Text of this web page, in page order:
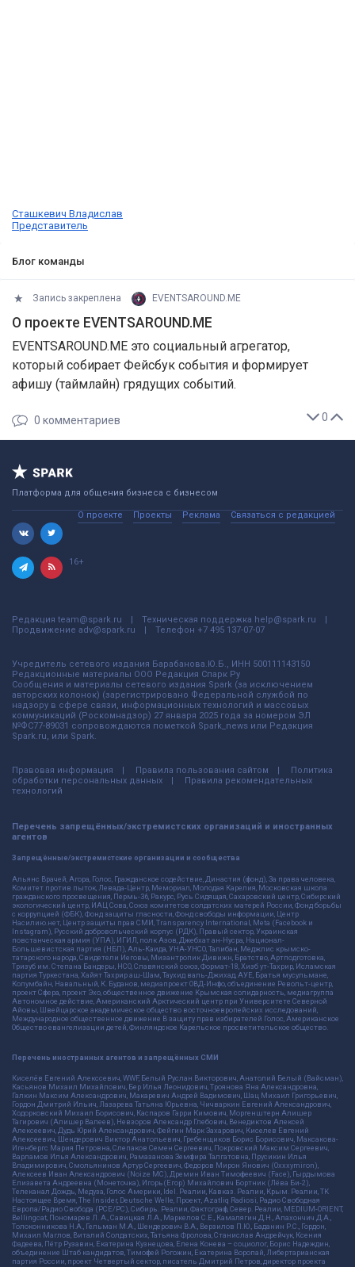
Сташкевич Владислав
Представитель
Блог команды
Запись закреплена EVENTSAROUND.ME
О проекте EVENTSAROUND.ME
EVENTSAROUND.ME это социальный агрегатор,
который собирает Фейсбук события и формирует
афишу (таймлайн) грядущих событий.
0
0 комментариев
Платформа для общения бизнеса с бизнесом
О проекте Проекты Реклама Связаться с редакцией
16+
Редакция team@spark.ru Техническая поддержка help@spark.ru
Продвижение adv@spark.ru Телефон +7 495 137-07-07
Учредитель сетевого издания Барабанова.Ю.Б., ИНН 500111143150
Редакционные материалы ООО Редакция Спарк Ру
Сообщения и материалы сетевого издания Spark (за исключением
авторских колонок) (зарегистрировано Федеральной службой по
надзору в сфере связи, информационных технологий и массовых
коммуникаций (Роскомнадзор) 27 января 2025 года за номером ЭЛ
№ФС77-89031 сопровождаются пометкой Spark_news или Редакция
Spark.ru, или Spark.
Правовая информация Правила пользования сайтом
Политика
обработки персональных данных
Правила рекомендательных
технологий
Перечень запрещённых/экстремистских организаций и иностранных
агентов
Запрещённые/экстремистские организации и сообщества
Альянс Врачей, Агора, Голос, Гражданское содействие, Династия (фонд), За права человека,
Комитет против пыток, Левада-Центр, Мемориал, Молодая Карелия, Московская школа
гражданского просвещения, Пермь-36, Ракурс, Русь Сидящая, Сахаровский центр, Сибирский
экологический центр, ИАЦ Сова, Союз комитетов солдатских матерей России, Фонд борьбы
с коррупцией (ФБК), Фонд защиты гласности, Фонд свободы информации, Центр
Насилию.нет, Центр защиты прав СМИ, Transparency International, Meta (Facebook и
Instagram), Русский добровольческий корпус (РДК), Правый сектор, Украинская
повстанческая армия (УПА), ИГИЛ, полк Азов, Джебхат ан-Нусра, Национал-
Большевистская партия (НБП), Аль-Каида, УНА-УНСО, Талибан, Меджлис крымско-
татарского народа, Свидетели Иеговы, Мизантропик Дивижн, Братство, Артподготовка,
Тризуб им. Степана Бандеры, НСО, Славянский союз, Формат-18, Хизб ут-Тахрир, Исламская
партия Туркестана, Хайят Тахрир аш-Шам, Таухид валь-Джихад, АУЕ, Братья мусульмане,
Колумбайн, Навальный, К. Буданов, медиапроект ОВД-Инфо, объединение Револьт-центр,
проект Сфера, проект Эхо, общественное движение Крымская солидарность, медиагруппа
Автономное действие, Американский Арктический центр при Университете Северной
Айовы, Швейцарское академическое общество восточноевропейских исследований,
Международное общественное движение В защиту прав избирателей Голос, Американское
Общество евангелизации детей, Финляндское Карельское просветительское общество.
Перечень иностранных агентов и запрещённых СМИ
Киселёв Евгений Алекссевич, WWF, Белый Руслан Викторович, Анатолий Белый (Вайсман),
Касьянов Михаил Михайлович, Бер Илья Леонидович, Троянова Яна Александровна,
Галкин Максим Александрович, Макаревич Андрей Вадимович, Шац Михаил Григорьевич,
Гордон Дмитрий Ильич, Лазарева Татьяна Юрьевна, Чичваркин Евгений Александрович,
Ходорковский Михаил Борисович, Каспаров Гарри Кимович, Моргенштерн Алишер
Тагирович (Алишер Валеев), Невзоров Александр Глебович, Венедиктов Алексей
Алексеевич, Дудь Юрий Александрович, Фейгин Марк Захарович, Киселев Евгений
Алексеевич, Шендерович Виктор Анатольевич, Гребенщиков Борис Борисович, Максакова-
Игенбергс Мария Петровна, Слепаков Семен Сергеевич, Покровский Максим Сергеевич,
Варламов Илья Александрович, Рамазанова Земфира Талгатовна, Прусикин Илья
Владимирович, Смольянинов Артур Сергеевич, Федоров Мирон Янович (Oxxxymiron),
Алексеев Иван Александрович (Noize MC), Дремин Иван Тимофеевич (Face), Гырдымова
Елизавета Андреевна (Монеточка), Игорь(Егор) Михайлович Бортник (Лёва Би-2),
Телеканал Дождь, Медуза, Голос Америки, Idel. Реалии, Кавказ. Реалии, Крым. Реалии, ТК
Настоящее Время, The Insider, Deutsche Welle, Проект, Azatliq Radiosi, Радио Свободная
Европа/Радио Свобода (PCE/PC), Сибирь. Реалии, Фактограф, Север. Реалии, MEDIUM-ORIENT,
Bellingcat, Пономарев Л. А., Савицкая Л.А., Маркелов С.Е., Камалягин Д.Н., Апахончич Д.А.,
Толоконникова Н.А., Гельман М.А., Шендерович В.А., Верзилов П.Ю., Баданин Р.С., Гордон,
Михаил Маглов, Виталий Солдатских, Татьяна Фролова, Станислав Андрейчук, Ксения
Фадеева, Пётр Рузавин, Екатерина Кузнецова, Елена Конева – социолог, Борис Надеждин,
объединение Штаб кандидатов, Тимофей Рогожин, Екатерина Воропай, Либертарианская
партия России, проект Четвертый сектор, писатель Дмитрий Петров, директор проекта